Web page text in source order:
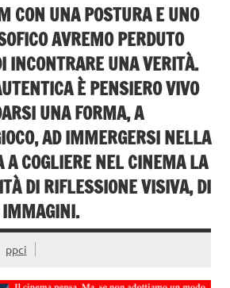
CON UNA POSTURA E UNO
AVREMO PERDUTO
INCONTRARE UNA VERITÀ.
È PENSIERO VIVO
UNA FORMA, A
AD IMMERGERSI NELLA
A COGLIERE NEL CINEMA LA
DI RIFLESSIONE VISIVA, DI
IMMAGINI.
ppci